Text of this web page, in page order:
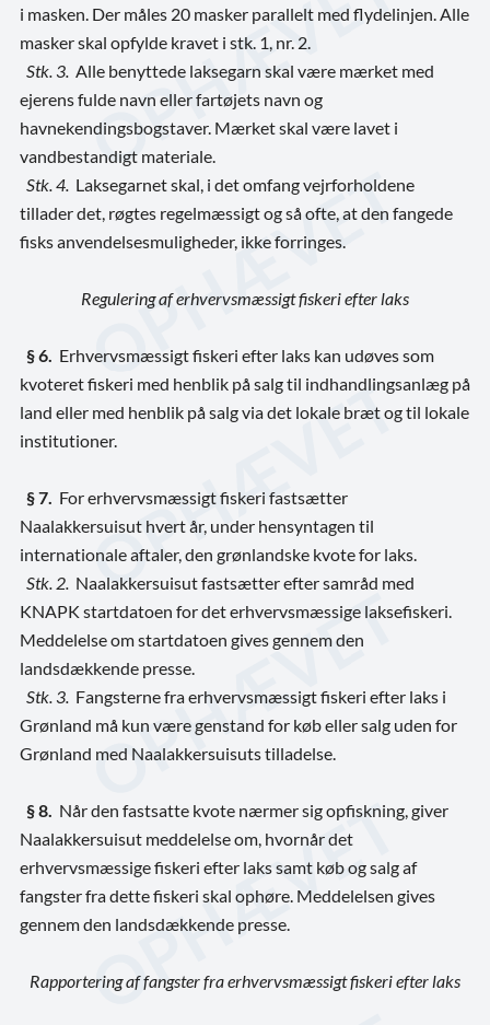
i masken. Der måles 20 masker parallelt med flydelinjen. Alle
masker skal opfylde kravet i stk. 1, nr. 2.
Stk. 3. Alle benyttede laksegarn skal være mærket med
ejerens fulde navn eller fartøjets navn og
havnekendingsbogstaver. Mærket skal være lavet i
vandbestandigt materiale.
Stk. 4. Laksegarnet skal, i det omfang vejrforholdene
tillader det, røgtes regelmæssigt og så ofte, at den fangede
fisks anvendelsesmuligheder, ikke forringes.
Regulering af erhvervsmæssigt fiskeri efter laks
§ 6. Erhvervsmæssigt fiskeri efter laks kan udøves som
kvoteret fiskeri med henblik på salg til indhandlingsanlæg på
land eller med henblik på salg via det lokale bræt og til lokale
institutioner.
§ 7. For erhvervsmæssigt fiskeri fastsætter
Naalakkersuisut hvert år, under hensyntagen til
internationale aftaler, den grønlandske kvote for laks.
Stk. 2. Naalakkersuisut fastsætter efter samråd med
KNAPK startdatoen for det erhvervsmæssige laksefiskeri.
Meddelelse om startdatoen gives gennem den
landsdækkende presse.
Stk. 3. Fangsterne fra erhvervsmæssigt fiskeri efter laks i
Grønland må kun være genstand for køb eller salg uden for
Grønland med Naalakkersuisuts tilladelse.
§ 8. Når den fastsatte kvote nærmer sig opfiskning, giver
Naalakkersuisut meddelelse om, hvornår det
erhvervsmæssige fiskeri efter laks samt køb og salg af
fangster fra dette fiskeri skal ophøre. Meddelelsen gives
gennem den landsdækkende presse.
Rapportering af fangster fra erhvervsmæssigt fiskeri efter laks